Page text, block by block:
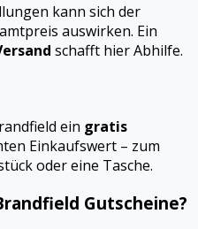
kann sich der
auswirken. Ein
schafft hier Abhilfe.
ein gratis
Einkaufswert – zum
oder eine Tasche.
Gutscheine?